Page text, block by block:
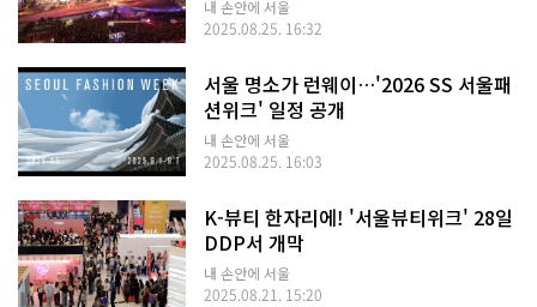
내 손안에 서울
2025.08.25. 16:32
서울 명소가 런웨이…'2026 SS 서울패
션위크' 일정 공개
내 손안에 서울
2025.08.25. 16:03
K-뷰티 한자리에! '서울뷰티위크' 28일
DDP서 개막
내 손안에 서울
2025.08.21. 15:20